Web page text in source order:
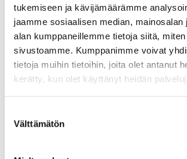
tukemiseen ja kävijämäärämme
jaamme sosiaalisen median, mainosalan
alan kumppaneillemme tietoja siitä,
sivustoamme. Kumppanimme voivat
tietoja muihin tietoihin, joita olet antanut
kerätty, kun olet käyttänyt heidän
valinta
Välttämätön
DEXISin tarjoamat työpaikat
ylläpitämään kunnan elinvoimaa ja
kasvumahdollisuuksia”, Mellin
Havainnekuva: © Arkkitehtiruutu